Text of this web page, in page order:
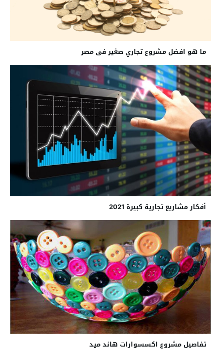
ما هو افضل مشروع تجاري صغير فى مصر
أفكار مشاريع تجارية كبيرة 2021
تفاصيل مشروع اكسسوارات هاند ميد